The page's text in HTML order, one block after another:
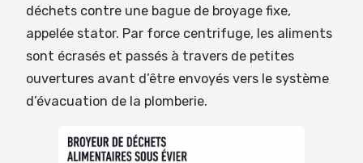
déchets contre une bague de broyage fixe,
appelée stator. Par force centrifuge, les aliments
sont écrasés et passés à travers de petites
ouvertures avant d’être envoyés vers le système
d’évacuation de la plomberie.